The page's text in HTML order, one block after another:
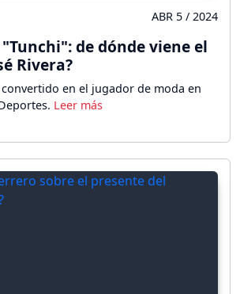
ABR 5 / 2024
de dónde viene el
Rivera?
convertido en el jugador de moda en